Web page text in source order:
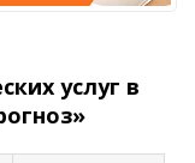
услуг в